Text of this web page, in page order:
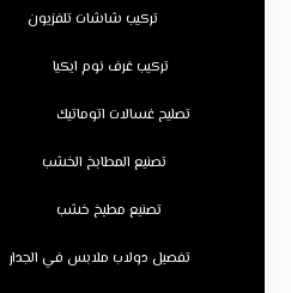
تركيب شاشات تلفزيون
تركيب غرف نوم ايكيا
تصليح غسالات اتوماتيك
تصنيع المطابخ الخشب
تصنيع مطبخ خشب
تفصيل دولاب ملابس في الجدار